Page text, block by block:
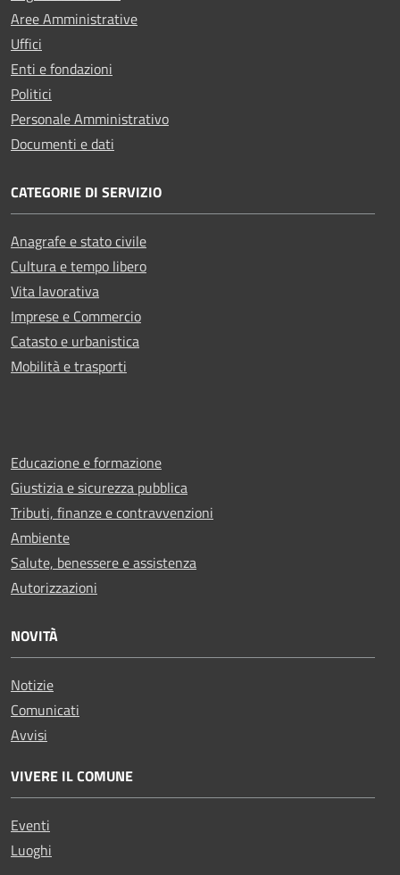
Aree Amministrative
Uffici
Enti e fondazioni
Politici
Personale Amministrativo
Documenti e dati
CATEGORIE DI SERVIZIO
Anagrafe e stato civile
Cultura e tempo libero
Vita lavorativa
Imprese e Commercio
Catasto e urbanistica
Mobilità e trasporti
Educazione e formazione
Giustizia e sicurezza pubblica
Tributi, finanze e contravvenzioni
Ambiente
Salute, benessere e assistenza
Autorizzazioni
NOVITÀ
Notizie
Comunicati
Avvisi
VIVERE IL COMUNE
Eventi
Luoghi